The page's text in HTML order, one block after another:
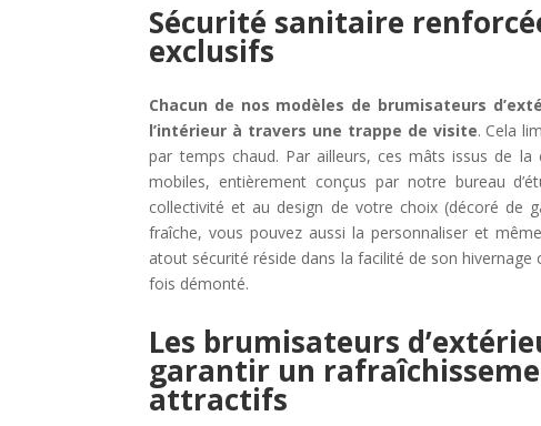
Sécurité sanitaire
exclusifs
Chacun de nos modèles de brumisateurs
l’intérieur à travers une trappe de visite. Cela
par temps chaud. Par ailleurs, ces mâts issus de
mobiles, entièrement conçus par notre bureau
collectivité et au design de votre choix (décoré de
fraîche, vous pouvez aussi la personnaliser et
atout sécurité réside dans la facilité de son
fois démonté.
Les brumisateurs
garantir un
attractifs